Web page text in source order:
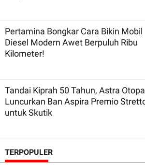
Pertamina Bongkar Cara Bikin Mobil
Diesel Modern Awet Berpuluh Ribu
Kilometer!
Tandai Kiprah 50 Tahun, Astra
Luncurkan Ban Aspira Premio
untuk Skutik
TERPOPULER